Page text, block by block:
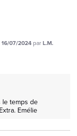
16/07/2024 parL.M.
le temps de
Emélie